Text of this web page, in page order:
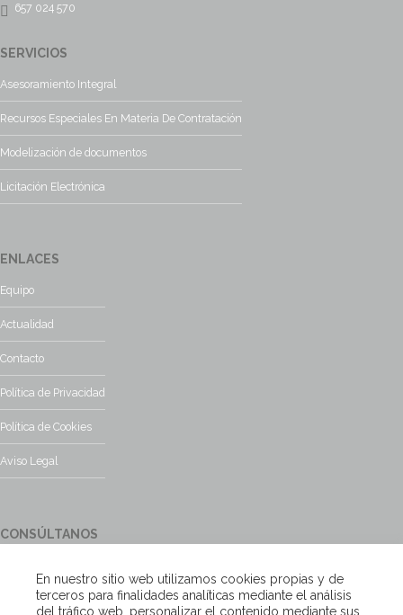
657 024 570
SERVICIOS
Asesoramiento Integral
Recursos Especiales En Materia De Contratación
Modelización de documentos
Licitación Electrónica
ENLACES
Equipo
Actualidad
Contacto
Política de Privacidad
Política de Cookies
Aviso Legal
CONSÚLTANOS
encantadosEn nuestro sitio web utilizamos cookies propias y de
terceros para finalidades analíticas mediante el análisis
del tráfico web, personalizar el contenido mediante sus